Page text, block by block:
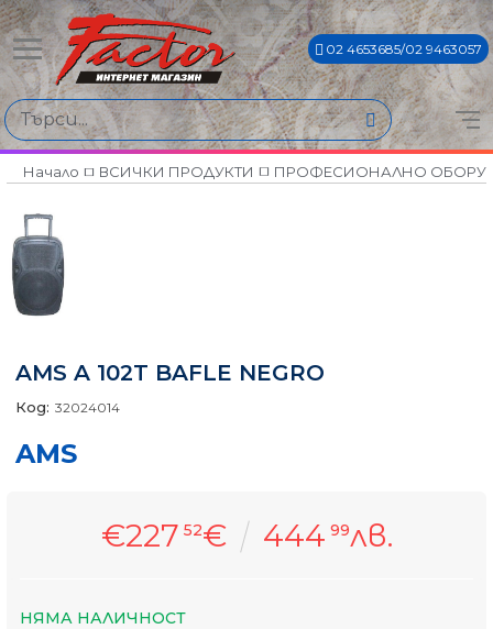
02 4653685/02 9463057
Начало ВСИЧКИ ПРОДУКТИ ПРОФЕСИОНАЛНО
AMS A 102T BAFLE NEGRO
Код: 32024014
AMS
€227 52€ 444 99лв.
НЯМА НАЛИЧНОСТ